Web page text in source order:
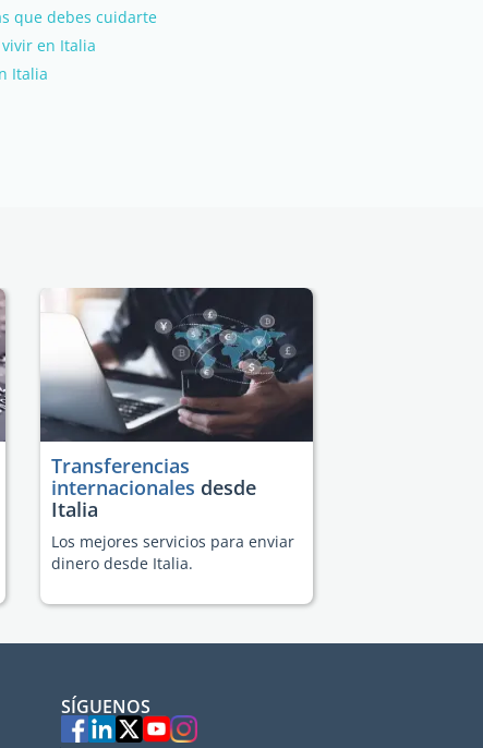
que debes cuidarte
en Italia
Italia
Transferencias
internacionales desde
Italia
Los mejores servicios para enviar
dinero desde Italia.
SÍGUENOS